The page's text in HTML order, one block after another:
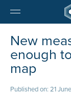
New
enough
map
Published on: 21